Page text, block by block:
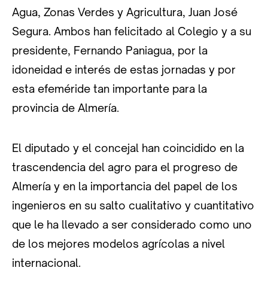
Agua, Zonas Verdes y Agricultura, Juan José
Segura. Ambos han felicitado al Colegio y a su
presidente, Fernando Paniagua, por la
idoneidad e interés de estas jornadas y por
esta efeméride tan importante para la
provincia de Almería.
El diputado y el concejal han coincidido en la
trascendencia del agro para el progreso de
Almería y en la importancia del papel de los
ingenieros en su salto cualitativo y cuantitativo
que le ha llevado a ser considerado como uno
de los mejores modelos agrícolas a nivel
internacional.